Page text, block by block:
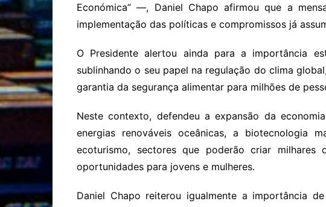
Económica” —, Daniel Chapo afirmou que a
implementação das políticas e compromissos já
O Presidente alertou ainda para a importância
sublinhando o seu papel na regulação do clima
garantia da segurança alimentar para milhões de
Neste contexto, defendeu a expansão da
energias renováveis oceânicas, a biotecnologia
ecoturismo, sectores que poderão criar
oportunidades para jovens e mulheres.
Daniel Chapo reiterou igualmente a importância